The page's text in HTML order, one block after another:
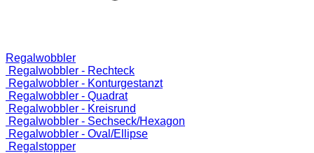
Regalwobbler
Regalwobbler - Rechteck
Regalwobbler - Konturgestanzt
Regalwobbler - Quadrat
Regalwobbler - Kreisrund
Regalwobbler - Sechseck/Hexagon
Regalwobbler - Oval/Ellipse
Regalstopper